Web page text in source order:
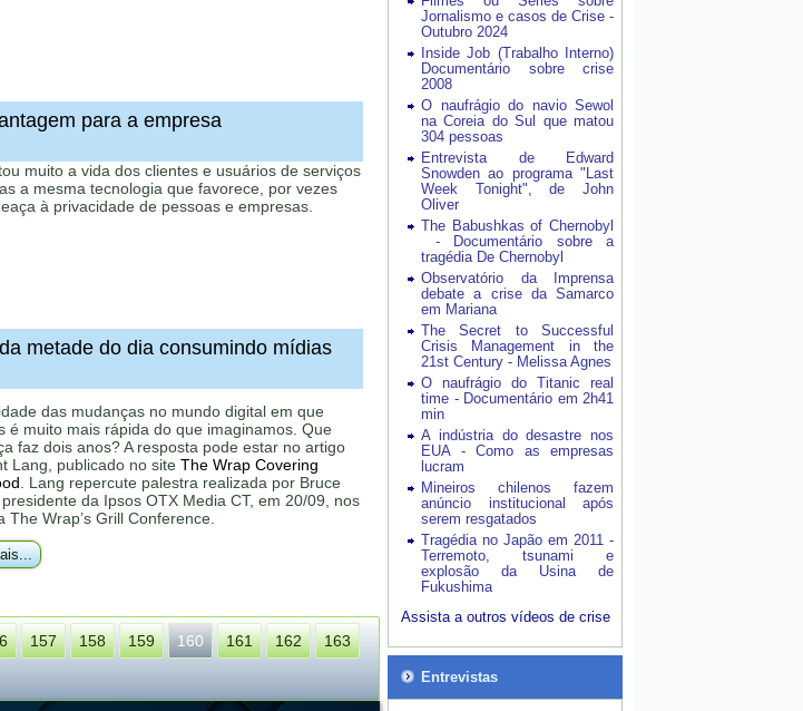
para a empresa
muito a vida dos clientes e usuários de serviços
a mesma tecnologia que favorece, por vezes
à privacidade de pessoas e empresas.
metade do dia consumindo mídias
das mudanças no mundo digital em que
é muito mais rápida do que imaginamos. Que
faz dois anos? A resposta pode estar no artigo
Lang, publicado no site The Wrap Covering
. Lang repercute palestra realizada por Bruce
da Ipsos OTX Media CT, em 20/09, nos
The Wrap’s Grill Conference.
157 158 159 160 161 162
163
Jornalismo e casos de Crise -
Outubro 2024
Inside Job (Trabalho Interno)
Documentário sobre crise
2008
O naufrágio do navio Sewol
na Coreia do Sul que matou
304 pessoas
Entrevista de Edward
Snowden ao programa "Last
Week Tonight", de John
Oliver
The Babushkas of Chernobyl
- Documentário sobre a
tragédia De Chernobyl
Observatório da Imprensa
debate a crise da Samarco
em Mariana
The Secret to Successful
Crisis Management in the
21st Century - Melissa Agnes
O naufrágio do Titanic real
time - Documentário em 2h41
min
A indústria do desastre nos
EUA - Como as empresas
lucram
Mineiros chilenos fazem
anúncio institucional após
serem resgatados
Tragédia no Japão em 2011 -
Terremoto, tsunami e
explosão da Usina de
Fukushima
Assista a outros vídeos de crise
Entrevistas